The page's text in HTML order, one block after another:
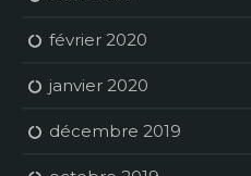
février 2020
janvier 2020
décembre 2019